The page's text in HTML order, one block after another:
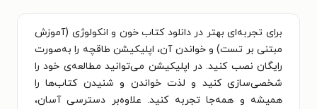
برای تجربه‌ای بهتر در دانلود کتاب خون و انکولوژی (آموزش
مبتنی بر تست) و خواندن آن، اپلیکیشن طاقچه را به‌صورت
رایگان نصب کنید. در اپلیکیشن می‌توانید مطالعه‌ی خود را
شخصی‌سازی کنید و لذت خواندن و شنیدن کتاب‌ها را
همیشه و همه‌جا تجربه کنید. علاوه‌بر دسترسی آسان،